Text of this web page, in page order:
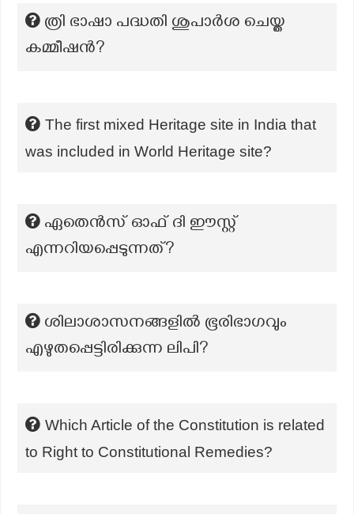
ത്രി ഭാഷാ പദ്ധതി ശുപാർശ ചെയ്ത
കമ്മീഷൻ?
The first mixed Heritage site in India that
was included in World Heritage site?
ഏതെൻസ് ഓഫ് ദി ഈസ്റ്റ്
എന്നറിയപ്പെടുന്നത്?
ശിലാശാസനങ്ങളിൽ ഭൂരിഭാഗവും
എഴുതപ്പെട്ടിരിക്കുന്ന ലിപി?
Which Article of the Constitution is related
to Right to Constitutional Remedies?